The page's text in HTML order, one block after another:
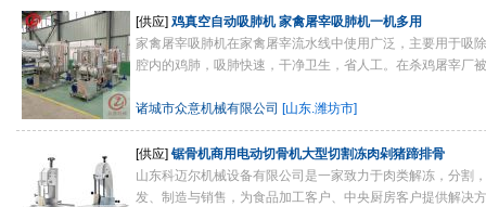
[供应] 鸡真空自动吸肺机 家禽屠宰吸肺机一机多用
家禽屠宰吸肺机在家禽屠宰流水线中使用广泛，主要用于吸
腔内的鸡肺，吸肺快速，干净卫生，省人工。在杀鸡屠宰厂
诸城市众意机械有限公司 [山东.潍坊市]
[供应] 锯骨机商用电动切骨机大型切割冻肉剁猪蹄排骨
山东科迈尔机械设备有限公司是一家致力于肉类解冻，分割
发、制造与销售，为食品加工客户、中央厨房客户提供解决